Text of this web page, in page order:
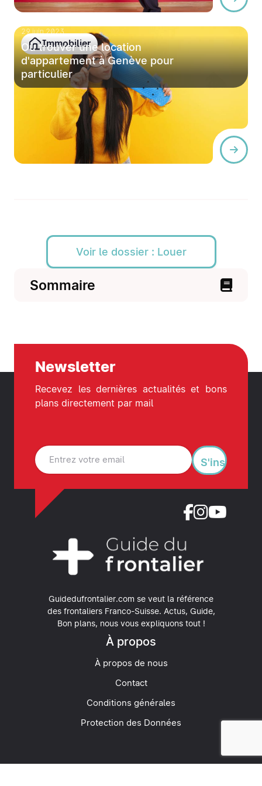
Immobilier
29 juin 2023
Où trouver une location
d'appartement à Genève pour
particulier
Voir le dossier : Louer
Sommaire
Guidedufrontalier.com se veut la référence
des frontaliers Franco-Suisse. Actus, Guide,
Bon plans, nous vous expliquons tout !
À propos
À propos de nous
Contact
Conditions générales
Protection des Données
Newsletter
Recevez les dernières actualités et bons
plans directement par mail
S'inscrire